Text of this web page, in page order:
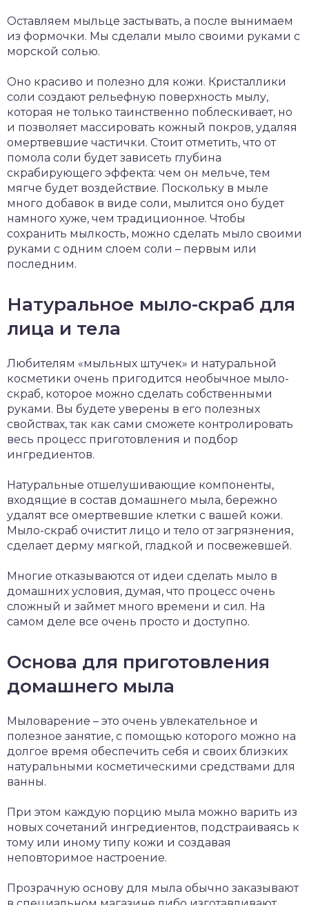
Оставляем мыльце застывать, а после вынимаем
из формочки. Мы сделали мыло своими руками с
морской солью.
Оно красиво и полезно для кожи. Кристаллики
соли создают рельефную поверхность мылу,
которая не только таинственно поблескивает, но
и позволяет массировать кожный покров, удаляя
омертвевшие частички. Стоит отметить, что от
помола соли будет зависеть глубина
скрабирующего эффекта: чем он мельче, тем
мягче будет воздействие. Поскольку в мыле
много добавок в виде соли, мылится оно будет
намного хуже, чем традиционное. Чтобы
сохранить мылкость, можно сделать мыло своими
руками с одним слоем соли – первым или
последним.
Натуральное мыло-скраб для
лица и тела
Любителям «мыльных штучек» и натуральной
косметики очень пригодится необычное мыло-
скраб, которое можно сделать собственными
руками. Вы будете уверены в его полезных
свойствах, так как сами сможете контролировать
весь процесс приготовления и подбор
ингредиентов.
Натуральные отшелушивающие компоненты,
входящие в состав домашнего мыла, бережно
удалят все омертвевшие клетки с вашей кожи.
Мыло-скраб очистит лицо и тело от загрязнения,
сделает дерму мягкой, гладкой и посвежевшей.
Многие отказываются от идеи сделать мыло в
домашних условия, думая, что процесс очень
сложный и займет много времени и сил. На
самом деле все очень просто и доступно.
Основа для приготовления
домашнего мыла
Мыловарение – это очень увлекательное и
полезное занятие, с помощью которого можно на
долгое время обеспечить себя и своих близких
натуральными косметическими средствами для
ванны.
При этом каждую порцию мыла можно варить из
новых сочетаний ингредиентов, подстраиваясь к
тому или иному типу кожи и создавая
неповторимое настроение.
Прозрачную основу для мыла обычно заказывают